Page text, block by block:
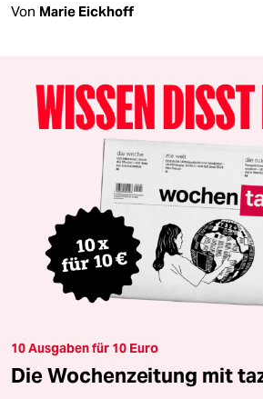
Von Marie Eickhoff
10 Ausgaben für 10 Euro
Die Wochenzeitung mit